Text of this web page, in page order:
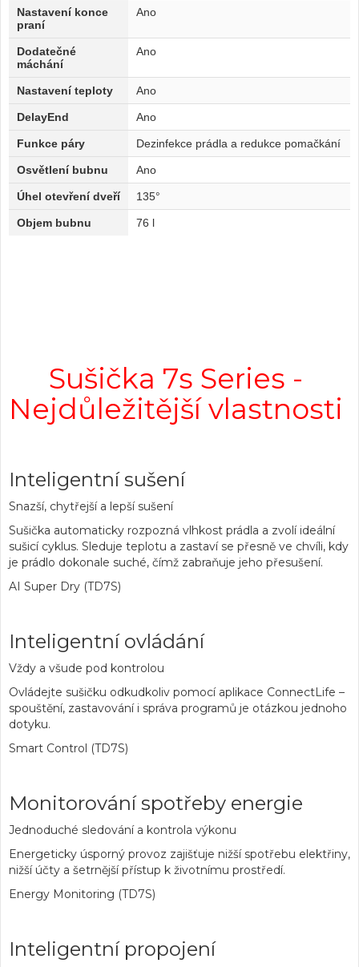
Nastavení konce
praní
Ano
Dodatečné
máchání
Ano
Nastavení teploty Ano
DelayEnd Ano
Funkce páry Dezinfekce prádla a redukce pomačkání
Osvětlení bubnu Ano
Úhel otevření dveří 135°
Objem bubnu 76 l
Sušička 7s Series -
Nejdůležitější vlastnosti
Inteligentní sušení
Snazší, chytřejší a lepší sušení
Sušička automaticky rozpozná vlhkost prádla a zvolí ideální
sušicí cyklus. Sleduje teplotu a zastaví se přesně ve chvíli, kdy
je prádlo dokonale suché, čímž zabraňuje jeho přesušení.
AI Super Dry (TD7S)
Inteligentní ovládání
Vždy a všude pod kontrolou
Ovládejte sušičku odkudkoliv pomocí aplikace ConnectLife –
spouštění, zastavování i správa programů je otázkou jednoho
dotyku.
Smart Control (TD7S)
Monitorování spotřeby energie
Jednoduché sledování a kontrola výkonu
Energeticky úsporný provoz zajišťuje nižší spotřebu elektřiny,
nižší účty a šetrnější přístup k životnímu prostředí.
Energy Monitoring (TD7S)
Inteligentní propojení